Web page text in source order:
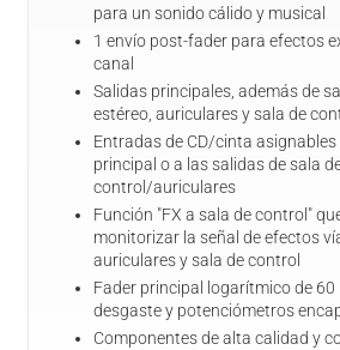
para un sonido cálido y musical
1 envío post-fader para efectos
canal
Salidas principales, además de
estéreo, auriculares y sala de
Entradas de CD/cinta asignables
principal o a las salidas de sala
control/auriculares
Función "FX a sala de control"
monitorizar la señal de efectos
auriculares y sala de control
Fader principal logarítmico de 60
desgaste y potenciómetros
Componentes de alta calidad y